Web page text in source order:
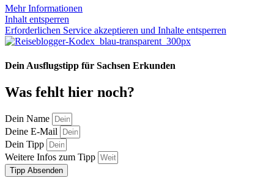
Mehr Informationen
Inhalt entsperren
Erforderlichen Service akzeptieren und Inhalte entsperren
Dein Ausflugstipp für Sachsen Erkunden
Was fehlt hier noch?
Dein Name
Deine E-Mail
Dein Tipp
Weitere Infos zum Tipp
Tipp Absenden